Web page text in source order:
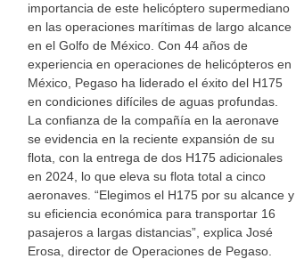
importancia de este helicóptero supermediano
en las operaciones marítimas de largo alcance
en el Golfo de México. Con 44 años de
experiencia en operaciones de helicópteros en
México, Pegaso ha liderado el éxito del H175
en condiciones difíciles de aguas profundas.
La confianza de la compañía en la aeronave
se evidencia en la reciente expansión de su
flota, con la entrega de dos H175 adicionales
en 2024, lo que eleva su flota total a cinco
aeronaves. “Elegimos el H175 por su alcance y
su eficiencia económica para transportar 16
pasajeros a largas distancias”, explica José
Erosa, director de Operaciones de Pegaso.